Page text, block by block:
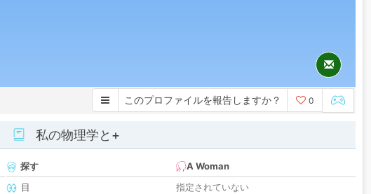
このプロファイルを報告しますか？ 0
私の物理学と+
探す
A Woman
目
指定されていない